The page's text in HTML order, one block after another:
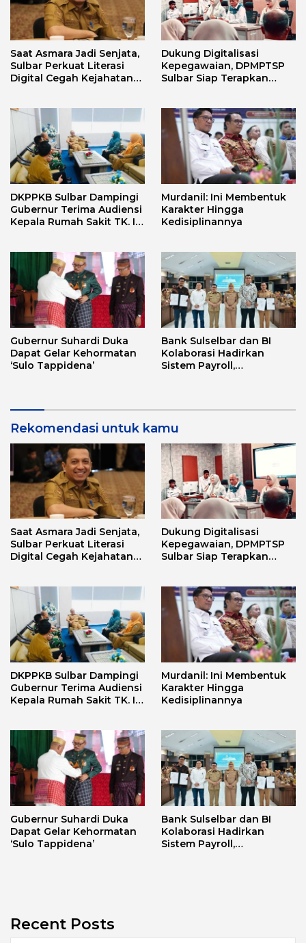
Saat Asmara Jadi Senjata,
Sulbar Perkuat Literasi
Digital Cegah Kejahatan
Dukung Digitalisasi
Kepegawaian, DPMPTSP
Sulbar Siap Terapkan
DKPPKB Sulbar Dampingi
Gubernur Terima Audiensi
Kepala Rumah Sakit TK. III
Murdanil: Ini Membentuk
Karakter Hingga
Kedisiplinannya
Gubernur Suhardi Duka
Dapat Gelar Kehormatan
‘Sulo Tappidena’
Bank Sulselbar dan BI
Kolaborasi Hadirkan
Sistem Payroll,
Elektronik
Rekomendasi untuk kamu
Saat Asmara Jadi Senjata,
Sulbar Perkuat Literasi
Digital Cegah Kejahatan
Dukung Digitalisasi
Kepegawaian, DPMPTSP
Sulbar Siap Terapkan
DKPPKB Sulbar Dampingi
Gubernur Terima Audiensi
Kepala Rumah Sakit TK. III
Murdanil: Ini Membentuk
Karakter Hingga
Kedisiplinannya
Gubernur Suhardi Duka
Dapat Gelar Kehormatan
‘Sulo Tappidena’
Bank Sulselbar dan BI
Kolaborasi Hadirkan
Sistem Payroll,
Recent Posts